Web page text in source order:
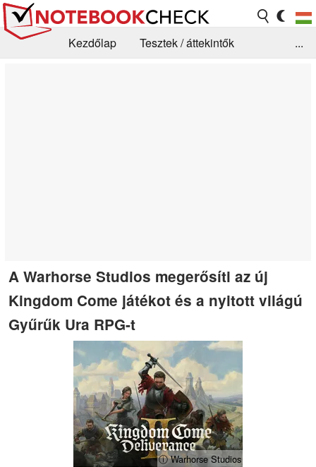
Kezdőlap
Tesztek / áttekintők
...
A Warhorse Studios megerősíti az új
Kingdom Come játékot és a nyitott világú
Gyűrűk Ura RPG-t
ⓘ Warhorse Studios